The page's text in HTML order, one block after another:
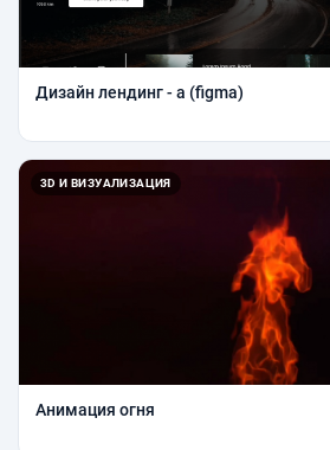
Дизайн лендинг - а (figma)
3D И ВИЗУАЛИЗАЦИЯ
Анимация огня